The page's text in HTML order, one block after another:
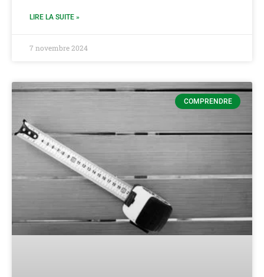
LIRE LA SUITE »
7 novembre 2024
COMPRENDRE